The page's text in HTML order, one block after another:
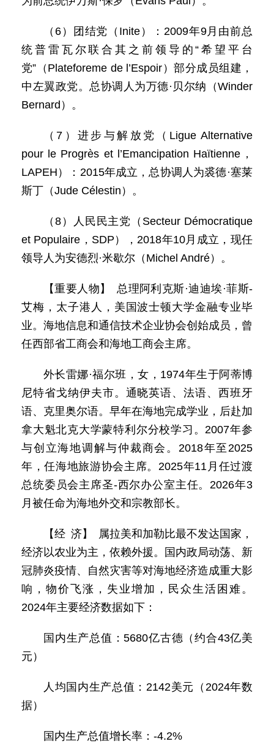
（6）团结党（Inite）：2009年9月由前总
统普雷瓦尔联合其之前领导的“希望平台
党”（Plateforeme de l’Espoir）部分成员组建，
中左翼政党。总协调人为万德·贝尔纳（Winder
Bernard）。
（7）进步与解放党（Ligue Alternative
pour le Progrès et l’Emancipation Haïtienne，
LAPEH）：2015年成立，总协调人为裘德·塞莱
斯丁（Jude Célestin）。
（8）人民民主党（Secteur Démocratique
et Populaire，SDP），2018年10月成立，现任
领导人为安德烈·米歇尔（Michel André）。
【重要人物】 总理阿利克斯·迪迪埃·菲斯-
艾梅，太子港人，美国波士顿大学金融专业毕
业。海地信息和通信技术企业协会创始成员，曾
任西部省工商会和海地工商会主席。
外长雷娜·福尔班，女，1974年生于阿蒂博
尼特省戈纳伊夫市。通晓英语、法语、西班牙
语、克里奥尔语。早年在海地完成学业，后赴加
拿大魁北克大学蒙特利尔分校学习。2007年参
与创立海地调解与仲裁商会。2018年至2025
年，任海地旅游协会主席。2025年11月任过渡
总统委员会主席圣-西尔办公室主任。2026年3
月被任命为海地外交和宗教部长。
【经 济】 属拉美和加勒比最不发达国家，
经济以农业为主，依赖外援。国内政局动荡、新
冠肺炎疫情、自然灾害等对海地经济造成重大影
响，物价飞涨，失业增加，民众生活困难。
2024年主要经济数据如下：
国内生产总值：5680亿古德（约合43亿美
元）
人均国内生产总值：2142美元（2024年数
据）
国内生产总值增长率：-4.2%